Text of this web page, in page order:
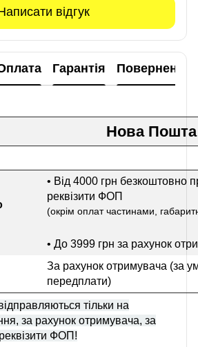
відгук
Гарантія Повернення
Нова Пошта
• Від 4000 грн безкоштовно
реквізити ФОП
(окрім оплат частинами,
• До 3999 грн за рахунок
За рахунок отримувача (за
передплати)
тільки на
за рахунок отримувача, за
ФОП!